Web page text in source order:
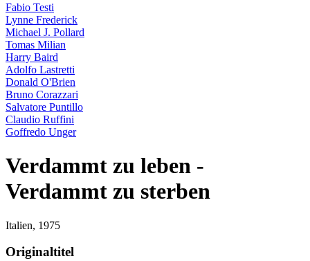
Fabio Testi
Lynne Frederick
Michael J. Pollard
Tomas Milian
Harry Baird
Adolfo Lastretti
Donald O'Brien
Bruno Corazzari
Salvatore Puntillo
Claudio Ruffini
Goffredo Unger
Verdammt zu leben -
Verdammt zu sterben
Italien, 1975
Originaltitel